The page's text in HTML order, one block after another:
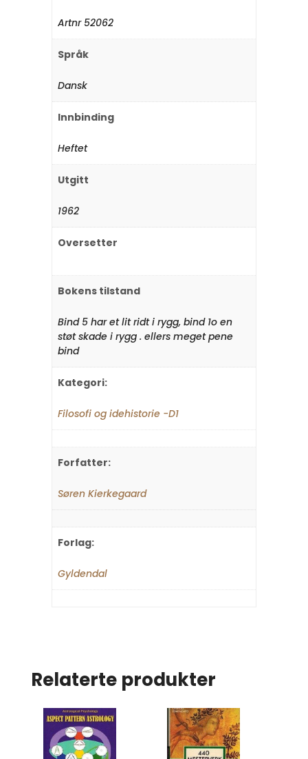
Artnr 52062
Språk
Dansk
Innbinding
Heftet
Utgitt
1962
Oversetter
Bokens tilstand
Bind 5 har et lit ridt i rygg, bind 1o en
støt skade i rygg . ellers meget pene
bind
Kategori:
Filosofi og idehistorie -D1
Forfatter:
Søren Kierkegaard
Forlag:
Gyldendal
Relaterte produkter